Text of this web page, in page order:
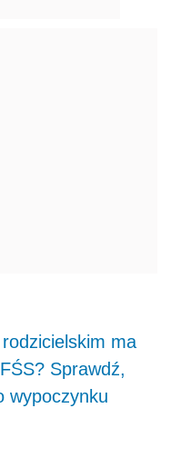
ma
Sprawdź,
wypoczynku